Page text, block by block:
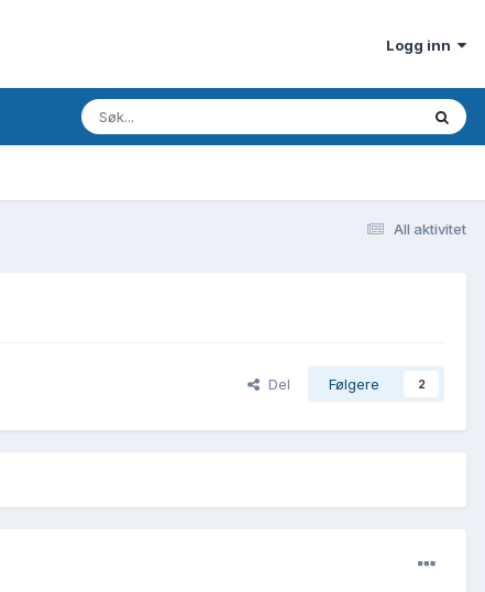
Logg inn
All aktivitet
Del Følgere 2